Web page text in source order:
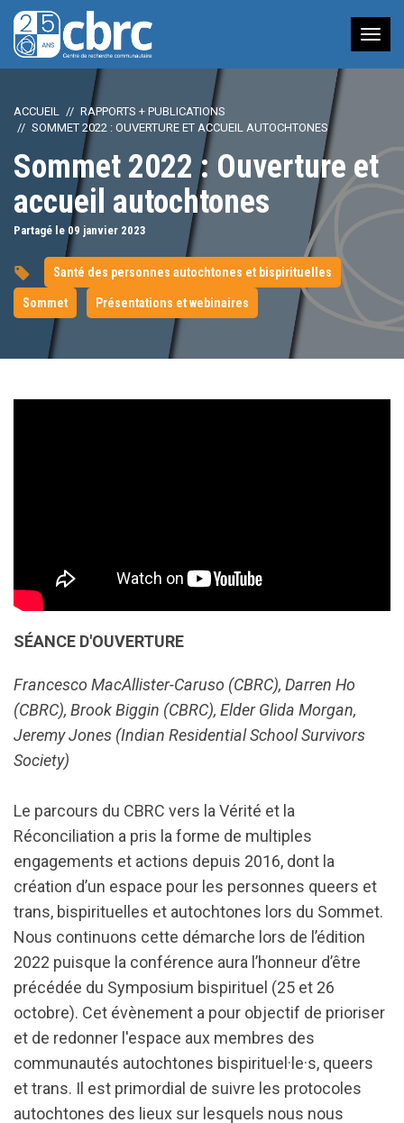
à
ACCUEIL
RAPPORTS + PUBLICATIONS
SOMMET 2022 : OUVERTURE ET ACCUEIL AUTOCHTONES
Sommet 2022 : Ouverture et
accueil autochtones
Partagé le 09 janvier 2023
Santé des personnes autochtones et bispirituelles
Sommet Présentations et webinaires
SÉANCE D'OUVERTURE
Francesco MacAllister-Caruso (CBRC), Darren Ho
(CBRC), Brook Biggin (CBRC), Elder Glida Morgan,
Jeremy Jones (Indian Residential School Survivors
Society)
Le parcours du CBRC vers la Vérité et la
Réconciliation a pris la forme de multiples
engagements et actions depuis 2016, dont la
création d’un espace pour les personnes queers et
trans, bispirituelles et autochtones lors du Sommet.
Nous continuons cette démarche lors de l’édition
2022 puisque la conférence aura l’honneur d’être
précédée du Symposium bispirituel (25 et 26
octobre). Cet évènement a pour objectif de prioriser
et de redonner l'espace aux membres des
communautés autochtones bispirituel·le·s, queers
et trans. Il est primordial de suivre les protocoles
autochtones des lieux sur lesquels nous nous